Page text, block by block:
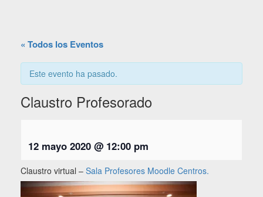
« Todos los Eventos
Este evento ha pasado.
Claustro Profesorado
12 mayo 2020 @ 12:00 pm
Claustro virtual – Sala Profesores Moodle Centros.